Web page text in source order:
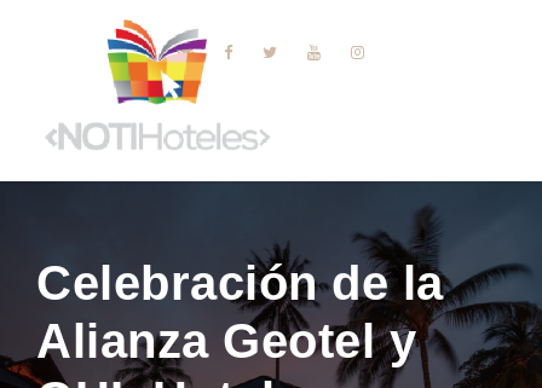
Celebración de la
Alianza Geotel y